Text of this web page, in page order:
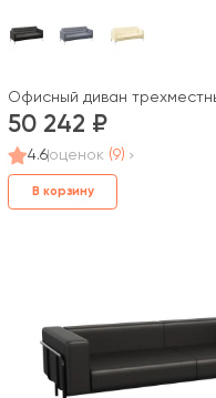
Офисный диван
50 242
4.6оценок (9)
В корзину